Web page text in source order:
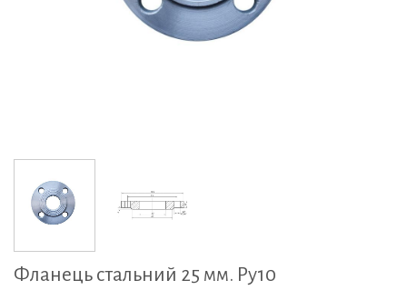
Фланець стальний 25 мм. Py10